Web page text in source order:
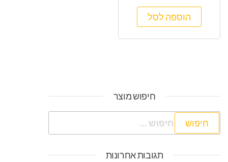
הוספה לסל
חיפוש מוצר
חיפוש:
תגובות אחרונות